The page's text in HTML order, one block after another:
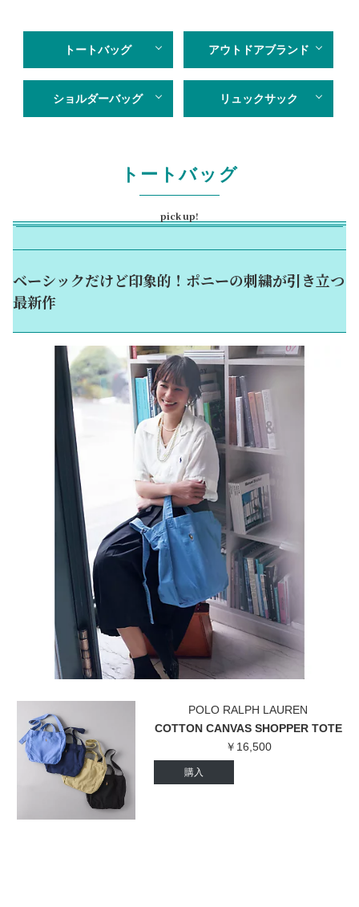
トートバッグ アウトドアブランド
ショルダーバッグ リュックサック
トートバッグ
pick up!
ベーシックだけど印象的！ポニーの刺繍が引き立つ
最新作
POLO RALPH LAUREN
COTTON CANVAS SHOPPER TOTE
￥16,500
購入